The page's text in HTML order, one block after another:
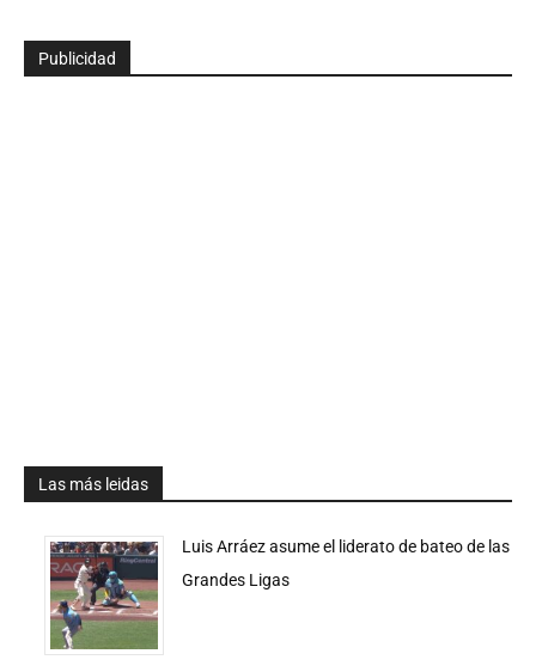
Publicidad
Las más leidas
Luis Arráez asume el liderato de bateo de las
Grandes Ligas